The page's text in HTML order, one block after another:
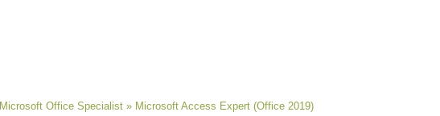
Microsoft Office Specialist » Microsoft Access Expert (Office 2019)